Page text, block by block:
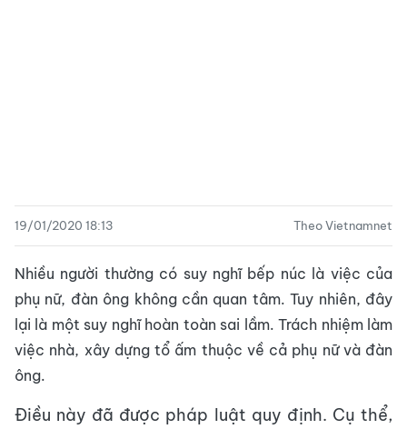
19/01/2020 18:13 Theo Vietnamnet
Nhiều người thường có suy nghĩ bếp núc là việc của
phụ nữ, đàn ông không cần quan tâm. Tuy nhiên, đây
lại là một suy nghĩ hoàn toàn sai lầm. Trách nhiệm làm
việc nhà, xây dựng tổ ấm thuộc về cả phụ nữ và đàn
ông.
Điều này đã được pháp luật quy định. Cụ thể,